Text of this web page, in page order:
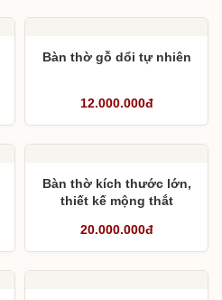
Bàn thờ gỗ dổi tự nhiên
12.000.000đ
Bàn thờ kích thước lớn,
thiết kế mộng thắt
20.000.000đ